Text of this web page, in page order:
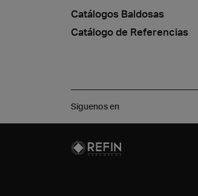
Catálogos Baldosas
Catálogo de Referencias
Siguenos en